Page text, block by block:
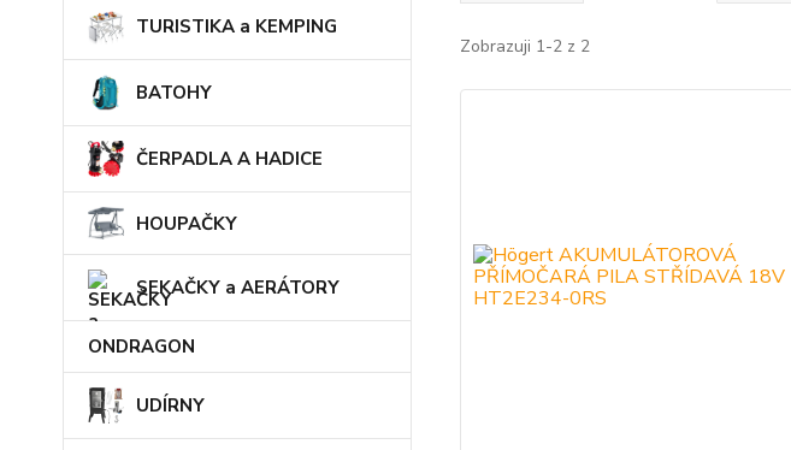
TURISTIKA a KEMPING
BATOHY
ČERPADLA A HADICE
HOUPAČKY
SEKAČKY a AERÁTORY
ONDRAGON
UDÍRNY
Zobrazuji 1-2 z 2